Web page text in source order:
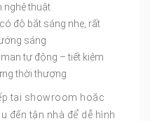
nghệ thuật
độ bắt sáng nhẹ, rất
sáng
tự động – tiết kiệm
thời thượng
tại showroom hoặc
đến tận nhà để dễ hình